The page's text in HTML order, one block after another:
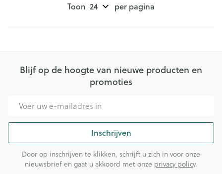
Toon per pagina
Blijf op de hoogte van nieuwe producten en
promoties
Inschrijven
Door op inschrijven te klikken, schrijft u zich in voor onze
nieuwsbrief en gaat u akkoord met onze privacy policy.